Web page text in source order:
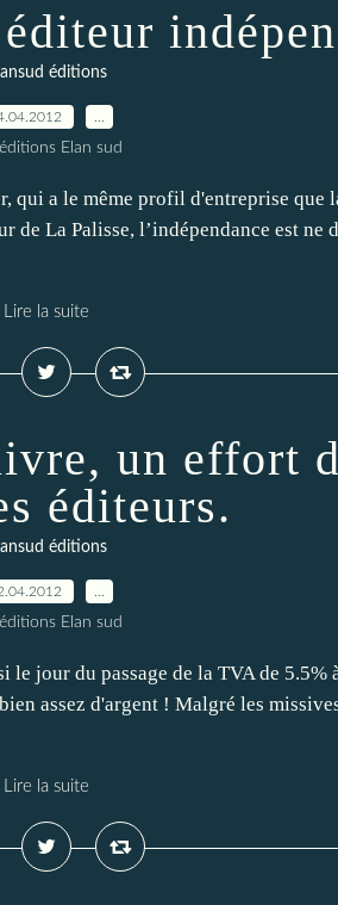
éditions
Elan sud
qui a le même profil d'entreprise que
La Palisse, l’indépendance est ne
Lire la suite
un effort
éditeurs.
éditions
Elan sud
jour du passage de la TVA de 5.5%
assez d'argent ! Malgré les
Lire la suite